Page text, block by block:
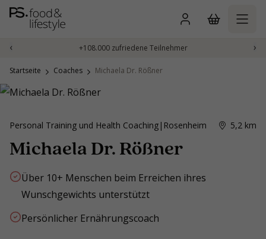
Zum
Inhalt
springen
‹ +108.000 zufriedene Teilnehmer ›
Startseite Coaches Michaela Dr. Rößner
Personal Training und Health Coaching | Rosenheim 5,2 km
Michaela Dr. Rößner
Über 10+ Menschen beim Erreichen ihres
Wunschgewichts unterstützt
Persönlicher Ernährungscoach